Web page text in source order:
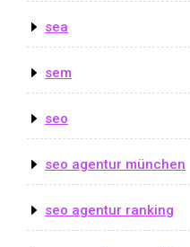
sea
sem
seo
seo agentur münchen
seo agentur ranking